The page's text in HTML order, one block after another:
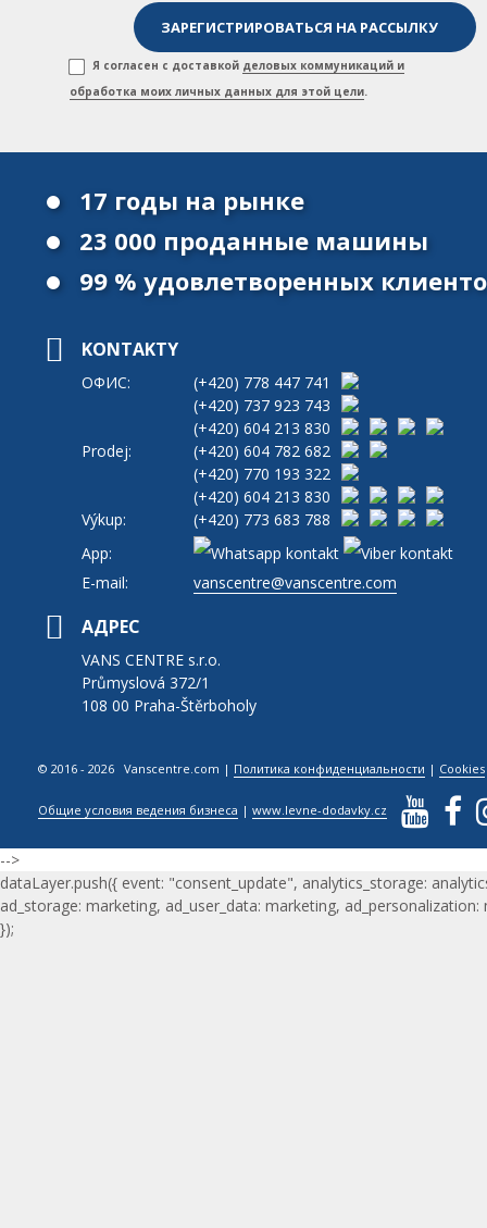
Я согласен с доставкой деловых коммуникаций и
обработка моих личных данных для этой цели.
17 годы на рынке
23 000 проданные машины
99 % удовлетворенных
KONTAKTY
ОФИС: (+420) 778 447 741
(+420) 737 923 743
(+420) 604 213 830
Prodej:
(+420) 604 782 682
(+420) 770 193 322
(+420) 604 213 830
Výkup:
(+420) 773 683 788
App:
E-mail:
vanscentre@vanscentre.com
АДРЕС
VANS CENTRE s.r.o.
Průmyslová 372/1
108 00 Praha-Štěrboholy
© 2016 - 2026 Vanscentre.com | Политика конфиденциальности | Cookies
Общие условия ведения бизнеса |www.levne-dodavky.cz
-->
dataLayer.push({ event: "consent_update", analytics_storage:
ad_storage: marketing, ad_user_data: marketing, ad_personalization:
});